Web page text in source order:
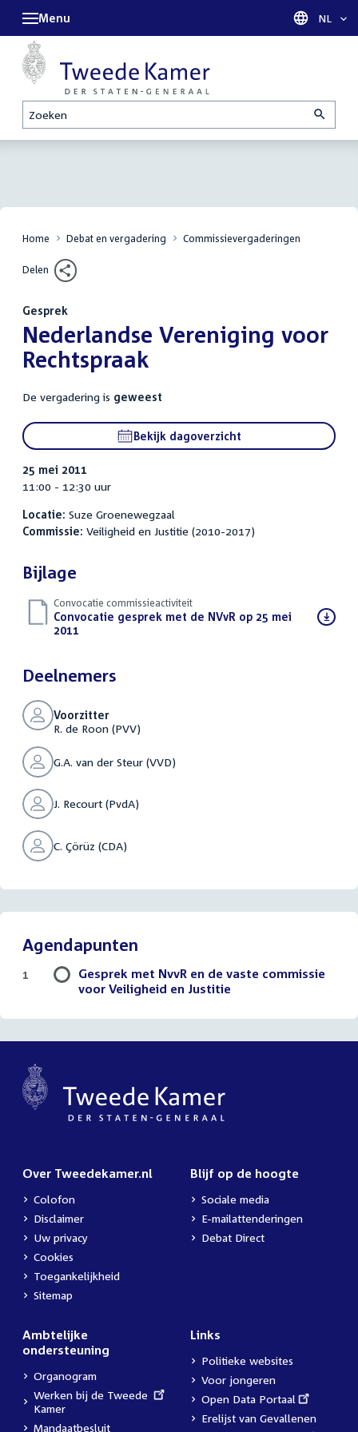
Zoeken
Menu Taal
NL
Home Debat en vergadering Commissievergaderingen
Delen
Gesprek
:Nederlandse Vereniging voor
Rechtspraak
De vergadering is geweest
Bekijk dagoverzicht
25 mei 2011
11:00 - 12:30 uur
Locatie: Suze Groenewegzaal
Commissie: Veiligheid en Justitie (2010-2017)
Bijlage
Convocatie commissieactiviteit
Download
bestand:
Convocatie gesprek met de NVvR op 25 mei
2011
Deelnemers
Voorzitter
R. de Roon (PVV)
G.A. van der Steur (VVD)
J. Recourt (PvdA)
C. Çörüz (CDA)
Agendapunten
Gesprek met NvvR en de vaste commissie
voor Veiligheid en Justitie
1
Over Tweedekamer.nl
Colofon
Disclaimer
Uw privacy
Cookies
Toegankelijkheid
Sitemap
Blijf op de hoogte
Sociale media
E-mailattenderingen
Debat Direct
Ambtelijke
ondersteuning
Organogram
External
link:
Werken bij de Tweede
Kamer
Mandaatbesluit
Links
Politieke websites
Voor jongeren
External
link:
Open Data Portaal
Erelijst van Gevallenen